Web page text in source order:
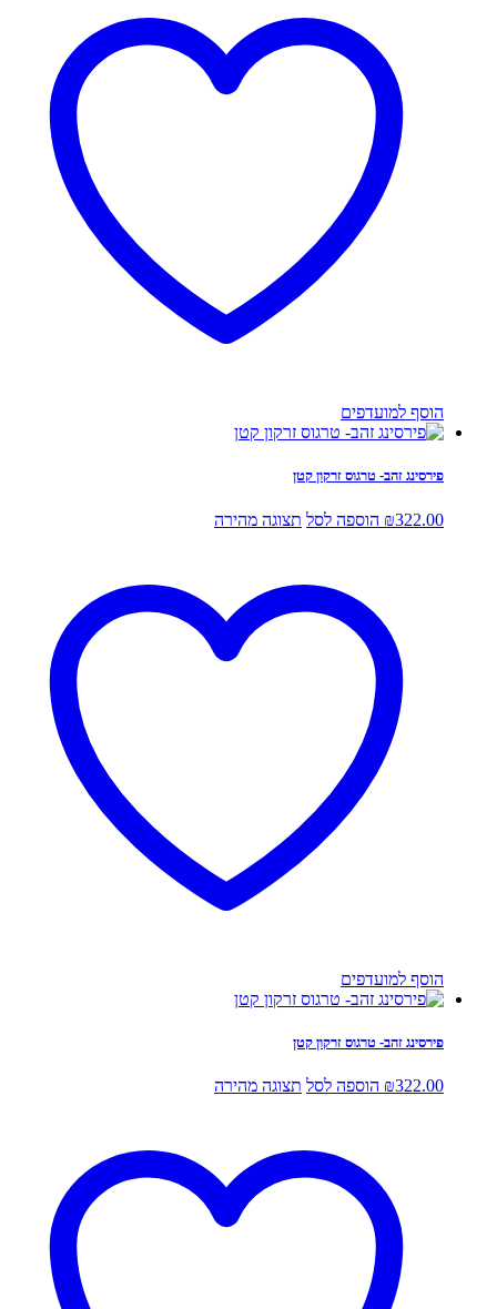
הוסף למועדפים
פירסינג זהב- טרגוס זרקון קטן
₪322.00 הוספה לסל תצוגה מהירה
הוסף למועדפים
פירסינג זהב- טרגוס זרקון קטן
₪322.00 הוספה לסל תצוגה מהירה